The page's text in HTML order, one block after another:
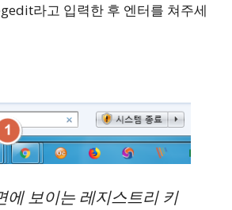
라고 입력한 후 엔터를 쳐주세
보이는 레지스트리 키